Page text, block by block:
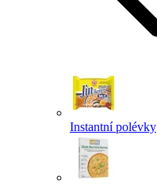
Instantní polévky